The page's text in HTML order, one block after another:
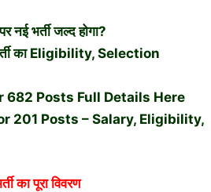
भर्ती जल्द होगा?
का Eligibility, Selection
Posts Full Details Here
201 Posts – Salary, Eligibility,
का पूरा विवरण